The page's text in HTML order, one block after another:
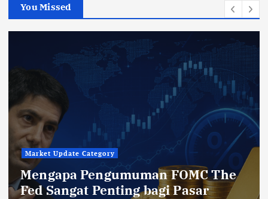
You Missed
Market Update Category
Mengapa Pengumuman FOMC The
Fed Sangat Penting bagi Pasar